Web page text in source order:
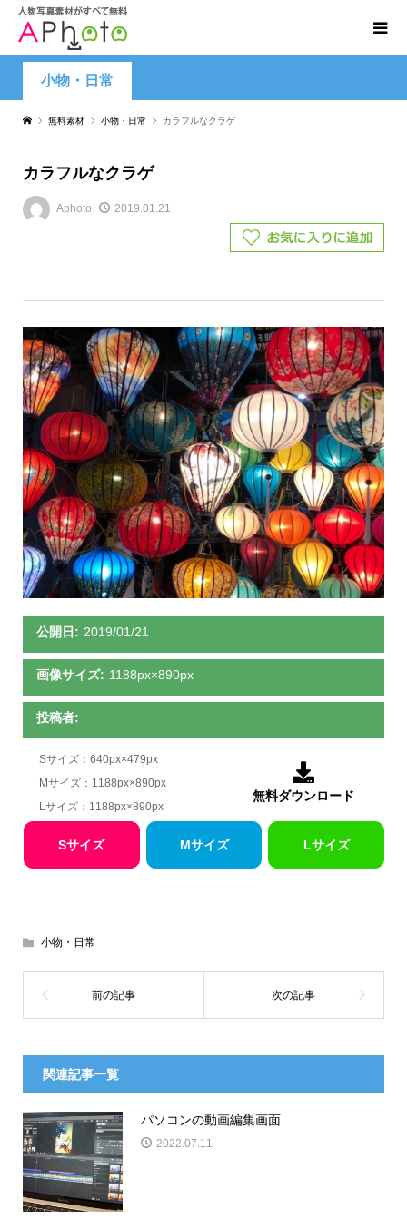
小物・日常
無料素材 小物・日常 カラフルなクラゲ
カラフルなクラゲ
Aphoto 2019.01.21
公開日: 2019/01/21
画像サイズ: 1188px×890px
投稿者:
Sサイズ：640px×479px
Mサイズ：1188px×890px
Lサイズ：1188px×890px

無料ダウンロード
Sサイズ Mサイズ Lサイズ
小物・日常
関連記事一覧
パソコンの動画編集画面
2022.07.11